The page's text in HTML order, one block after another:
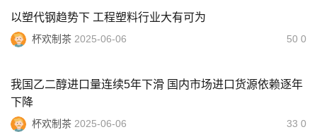
以塑代钢趋势下 工程塑料行业大有可为
杯欢制茶 2025-06-06 50 0
我国乙二醇进口量连续5年下滑 国内市场进口货源依赖逐年
下降
杯欢制茶 2025-06-06 33 0